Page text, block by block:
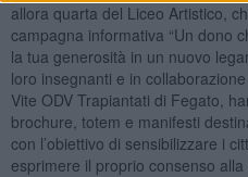
allora quarta del Liceo Artistico,
campagna informativa “Un dono
la tua generosità in un nuovo
loro insegnanti e in
Vite ODV Trapiantati di Fegato,
brochure, totem e manifesti
con l’obiettivo di sensibilizzare i
esprimere il proprio consenso alla